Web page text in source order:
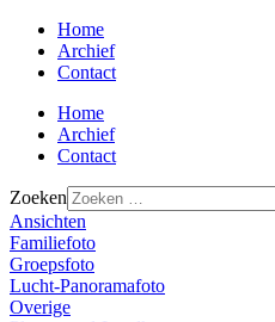
Home
Archief
Contact
Home
Archief
Contact
Zoeken
Ansichten
Familiefoto
Groepsfoto
Lucht-Panoramafoto
Overige